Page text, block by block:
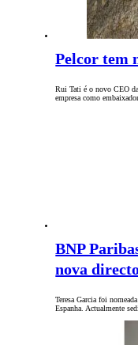
Pelcor tem
Rui Tati é o novo CEO
empresa como
BNP
nova
Teresa Garcia foi
Espanha. Actualmente